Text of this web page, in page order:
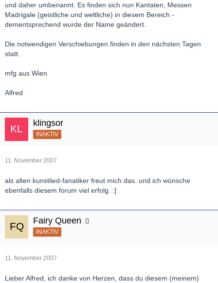
und daher umbenannt. Es finden sich nun Kantaten, Messen
Madrigale (geistliche und weltliche) in diesem Bereich -
dementsprechend wurde der Name geändert.
Die notwendigen Verschiebungen finden in den nächsten Tagen
statt.
mfg aus Wien
Alfred
klingsor
INAKTIV
11. November 2007
als alten kunstlied-fanatiker freut mich das. und ich wünsche
ebenfalls diesem forum viel erfolg. :]
Fairy Queen
INAKTIV
11. November 2007
Lieber Alfred, ich danke von Herzen, dass du diesem (meinem)